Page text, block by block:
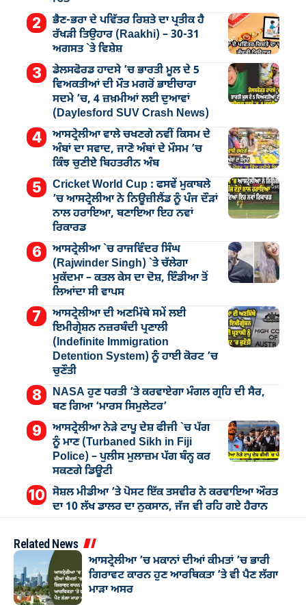
ਭੈਣ-ਭਰਾ ਦੇ ਪਵਿੱਤਰ ਰਿਸ਼ਤੇ ਦਾ ਪ੍ਰਤੀਕ ਹੈ
ਰੱਖੜੀ ਤਿਉਹਾਰ (Raakhi) – 30-31
ਅਗਸਤ `ਤੇ ਵਿਸ਼ੇਸ਼
ਡੇਲਸਫੋਰਡ ਹਾਦਸੇ ’ਚ ਭਾਰਤੀ ਮੂਲ ਦੇ 5
ਵਿਅਕਤੀਆਂ ਦੀ ਮੌਤ ਮਗਰੋਂ ਭਾਈਚਾਰਾ
ਸਦਮੇ ’ਚ, 4 ਜ਼ਖ਼ਮੀਆਂ ਲਈ ਦੁਆਵਾਂ
(Daylesford SUV Crash News)
ਆਸਟ੍ਰੇਲੀਆ ਵਾਲੇ ਚਖਣਗੇ ਨਵੀਂ ਕਿਸਮ ਦੇ
ਅੰਬਾਂ ਦਾ ਸਵਾਦ, ਜਾਣੋ ਅੰਬਾਂ ਦੇ ਮੌਸਮ ’ਚ
ਕਿੰਝ ਚੁਣੀਏ ਬਿਹਤਰੀਨ ਅੰਬ
Cricket World Cup : ਫਸਵੇਂ ਮੁਕਾਬਲੇ
’ਚ ਆਸਟ੍ਰੇਲੀਆ ਨੇ ਨਿਊਜ਼ੀਲੈਂਡ ਨੂੰ ਪੰਜ ਦੌੜਾਂ
ਨਾਲ ਹਰਾਇਆ, ਬਣਾਇਆ ਇਹ ਨਵਾਂ
ਰਿਕਾਰਡ
ਆਸਟ੍ਰੇਲੀਆ `ਚ ਰਾਜਵਿੰਦਰ ਸਿੰਘ
(Rajwinder Singh) `ਤੇ ਚੱਲੇਗਾ
ਮੁੁਕੱਦਮਾ – ਕਤਲ ਕੇਸ ਦਾ ਦੋਸ਼, ਇੰਡੀਆ ਤੋਂ
ਲਿਆਂਦਾ ਸੀ ਵਾਪਸ
ਆਸਟ੍ਰੇਲੀਆ ਦੀ ਅਣਮਿੱਥੇ ਸਮੇਂ ਲਈ
ਇਮੀਗ੍ਰੇਸ਼ਨ ਨਜ਼ਰਬੰਦੀ ਪ੍ਰਣਾਲੀ
(Indefinite Immigration
Detention System) ਨੂੰ ਹਾਈ ਕੋਰਟ ’ਚ
ਚੁਣੌਤੀ
NASA ਹੁਣ ਧਰਤੀ ’ਤੇ ਕਰਵਾਏਗਾ ਮੰਗਲ ਗ੍ਰਹਿ ਦੀ ਸੈਰ,
ਬਣ ਗਿਆ ‘ਮਾਰਸ ਸਿਮੁਲੇਟਰ’
ਆਸਟ੍ਰੇਲੀਆ ਨੇੜੇ ਟਾਪੂ ਦੇਸ਼ ਫੀਜੀ `ਚ ਪੱਗ
ਨੂੰ ਮਾਣ (Turbaned Sikh in Fiji
Police) – ਪੁਲੀਸ ਮੁਲਾਜ਼ਮ ਪੱਗ ਬੰਨ੍ਹ ਕਰ
ਸਕਣਗੇ ਡਿਊਟੀ
ਸੋਸ਼ਲ ਮੀਡੀਆ ’ਤੇ ਪੋਸਟ ਇੱਕ ਤਸਵੀਰ ਨੇ ਕਰਵਾਇਆ ਔਰਤ
ਦਾ 10 ਲੱਖ ਡਾਲਰ ਦਾ ਨੁਕਸਾਨ, ਜੱਜ ਵੀ ਰਹਿ ਗਏ ਹੈਰਾਨ
Related News
ਆਸਟ੍ਰੇਲੀਆ ’ਚ ਮਕਾਨਾਂ ਦੀਆਂ ਕੀਮਤਾਂ ’ਚ ਭਾਰੀ
ਗਿਰਾਵਟ ਕਾਰਨ ਹੁਣ ਆਰਥਿਕਤਾ ’ਤੇ ਵੀ ਪੈਣ ਲੱਗਾ
ਮਾੜਾ ਅਸਰ